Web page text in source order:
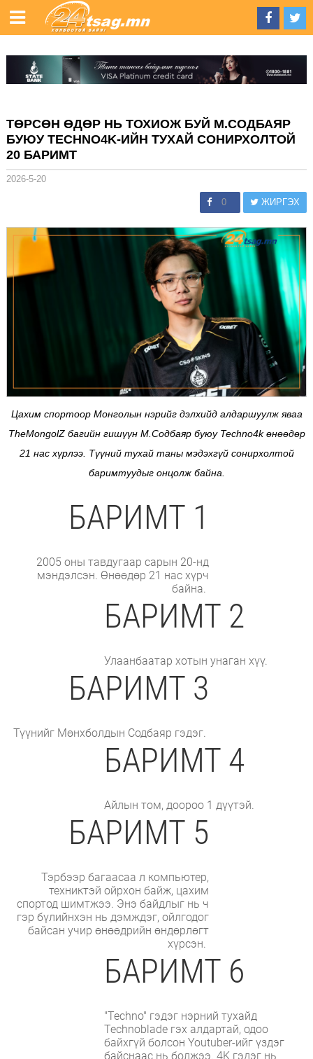
ТӨРСӨН ӨДӨР НЬ ТОХИОЖ БУЙ М.СОДБАЯР
БУЮУ TECHNO4K-ИЙН ТУХАЙ СОНИРХОЛТОЙ
20 БАРИМТ
2026-5-20
0 ЖИРГЭХ
Цахим спортоор Монголын нэрийг дэлхийд алдаршуулж яваа
TheMongolZ багийн гишүүн М.Содбаяр буюу Techno4k өнөөдөр
21 нас хүрлээ. Түүний тухай таны мэдэхгүй сонирхолтой
баримтуудыг онцолж байна.
БАРИМТ 1
2005 оны тавдугаар сарын 20-нд
мэндэлсэн. Өнөөдөр 21 нас хүрч
байна.
БАРИМТ 2
Улаанбаатар хотын унаган хүү.
БАРИМТ 3
Түүнийг Мөнхболдын Содбаяр гэдэг.
БАРИМТ 4
Айлын том, доороо 1 дүүтэй.
БАРИМТ 5
Тэрбээр багаасаа л компьютер,
техниктэй ойрхон байж, цахим
спортод шимтжээ. Энэ байдлыг нь ч
гэр бүлийнхэн нь дэмждэг, ойлгодог
байсан учир өнөөдрийн өндөрлөгт
хүрсэн.
БАРИМТ 6
"Techno" гэдэг нэрний тухайд
Technoblade гэх алдартай, одоо
байхгүй болсон Youtuber-ийг үздэг
байснаас нь болжээ. 4K гэдэг нь